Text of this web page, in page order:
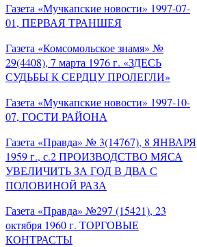
Газета «Мучкапские новости» 1997-07-
01, ПЕРВАЯ ТРАНШЕЯ
Газета «Комсомольское знамя» №
29(4408), 7 марта 1976 г. «ЗДЕСЬ
СУДЬБЫ К СЕРДЦУ ПРОЛЕГЛИ»
Газета «Мучкапские новости» 1997-10-
07, ГОСТИ РАЙОНА
Газета «Правда» № 3(14767), 8 ЯНВАРЯ
1959 г., с.2 ПРОИЗВОДСТВО МЯСА
УВЕЛИЧИТЬ ЗА ГОД В ДВА С
ПОЛОВИНОЙ РАЗА
Газета «Правда» №297 (15421), 23
октября 1960 г. ТОРГОВЫЕ
КОНТРАСТЫ